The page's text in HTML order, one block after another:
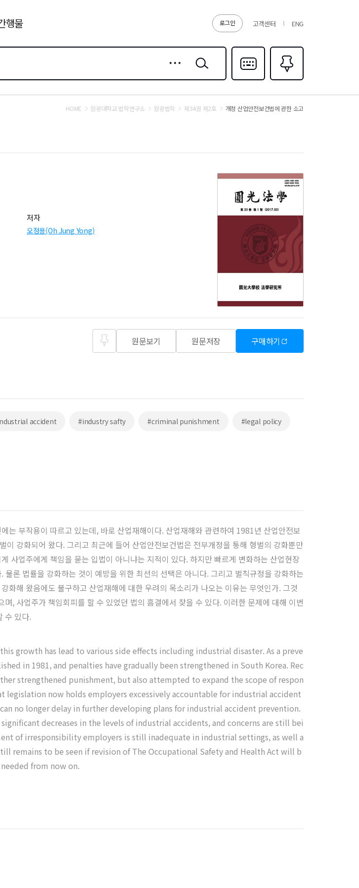
로그인 고객센터 ENG
행물
검색
다국어입력
즐겨찾기0
HOME 원광대학교 법학연구소 원광법학 제34권 제2호 개정 산업안전보건법에 관한 소고
저자
오정용(Oh Jung Yong)
원문보기 원문저장 구매하기
accident #industry safty #criminal punishment #legal policy
는 부작용이 따르고 있는데, 바로 산업재해이다. 산업재해와 관련하여 1981년 산업안전보
강화되어 왔다. 그리고 최근에 들어 산업안전보건법은 전부개정을 통해 형벌의 강화뿐만
사업주에게 책임을 묻는 입법이 아니냐는 지적이 있다. 하지만 빠르게 변화하는 산업현장
론 법률을 강화하는 것이 예방을 위한 최선의 선택은 아니다. 그리고 벌칙규정을 강화하는
화해 왔음에도 불구하고 산업재해에 대한 우려의 목소리가 나오는 이유는 무엇인가. 그것
, 사업주가 책임회피를 할 수 있었던 법의 흠결에서 찾을 수 있다. 이러한 문제에 대해 이번
수 있다.
growth has lead to various side effects including industrial disaster. As a preve
in 1981, and penalties have gradually been strengthened in South Korea. Rec
strengthened punishment, but also attempted to expand the scope of respon
now holds employers excessively accountable for industrial accident
no longer delay in further developing plans for industrial accident prevention.
decreases in the levels of industrial accidents, and concerns are still bei
of irresponsibility employers is still inadequate in industrial settings, as well a
remains to be seen if revision of The Occupational Safety and Health Act will b
from now on.